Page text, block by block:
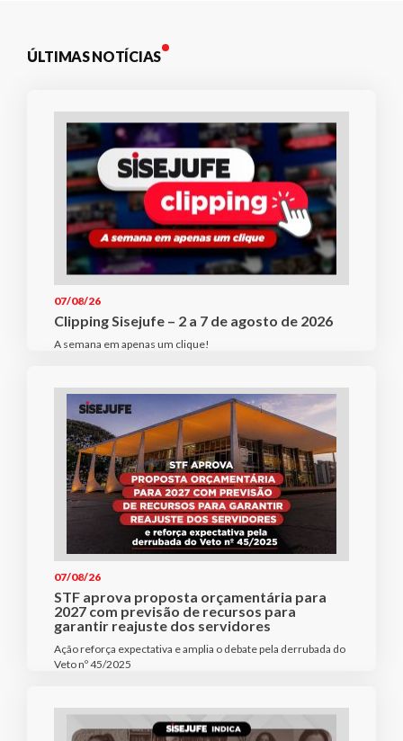
ÚLTIMAS NOTÍCIAS
07/08/26
Clipping Sisejufe – 2 a 7 de agosto de 2026
A semana em apenas um clique!
07/08/26
STF aprova proposta orçamentária para
2027 com previsão de recursos para
garantir reajuste dos servidores
Ação reforça expectativa e amplia o debate pela derrubada do
Veto nº 45/2025